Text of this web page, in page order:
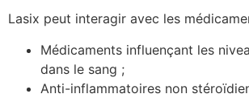
Lasix peut interagir avec les
Médicaments influençant les
dans le sang ;
Anti-inflammatoires non